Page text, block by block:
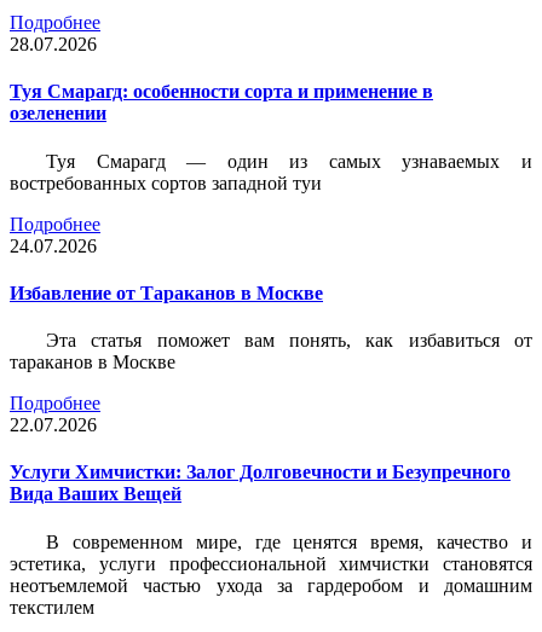
Подробнее
28.07.2026
Туя Смарагд: особенности сорта и применение в
озеленении
Туя Смарагд — один из самых узнаваемых и
востребованных сортов западной туи
Подробнее
24.07.2026
Избавление от Тараканов в Москве
Эта статья поможет вам понять, как избавиться от
тараканов в Москве
Подробнее
22.07.2026
Услуги Химчистки: Залог Долговечности и Безупречного
Вида Ваших Вещей
В современном мире, где ценятся время, качество и
эстетика, услуги профессиональной химчистки становятся
неотъемлемой частью ухода за гардеробом и домашним
текстилем